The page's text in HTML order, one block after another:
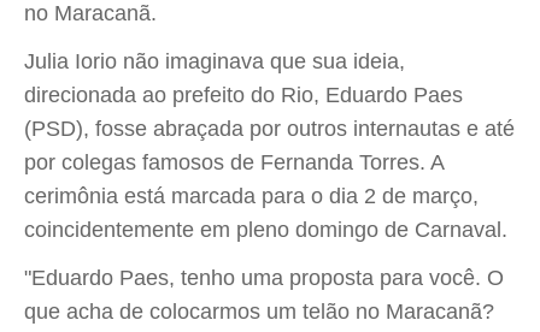
no Maracanã.
Julia Iorio não imaginava que sua ideia,
direcionada ao prefeito do Rio, Eduardo Paes
(PSD), fosse abraçada por outros internautas e até
por colegas famosos de Fernanda Torres. A
cerimônia está marcada para o dia 2 de março,
coincidentemente em pleno domingo de Carnaval.
"Eduardo Paes, tenho uma proposta para você. O
que acha de colocarmos um telão no Maracanã?